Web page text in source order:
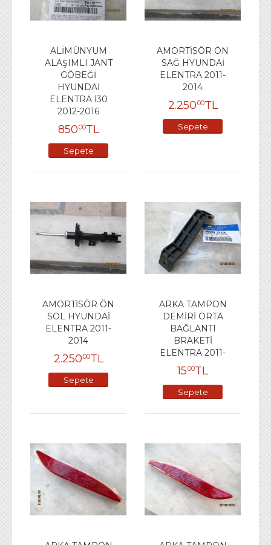
ALİMÜNYUM
ALAŞIMLI JANT
GÖBEĞİ
HYUNDAİ
ELENTRA İ30
2012-2016
85000TL
Sepete
AMORTİSÖR ÖN
SAĞ HYUNDAİ
ELENTRA 2011-
2014
2.25000TL
Sepete
AMORTİSÖR ÖN
SOL HYUNDAİ
ELENTRA 2011-
2014
2.25000TL
Sepete
ARKA TAMPON
DEMİRİ ORTA
BAĞLANTI
BRAKETİ
ELENTRA 2011-
1500TL
Sepete